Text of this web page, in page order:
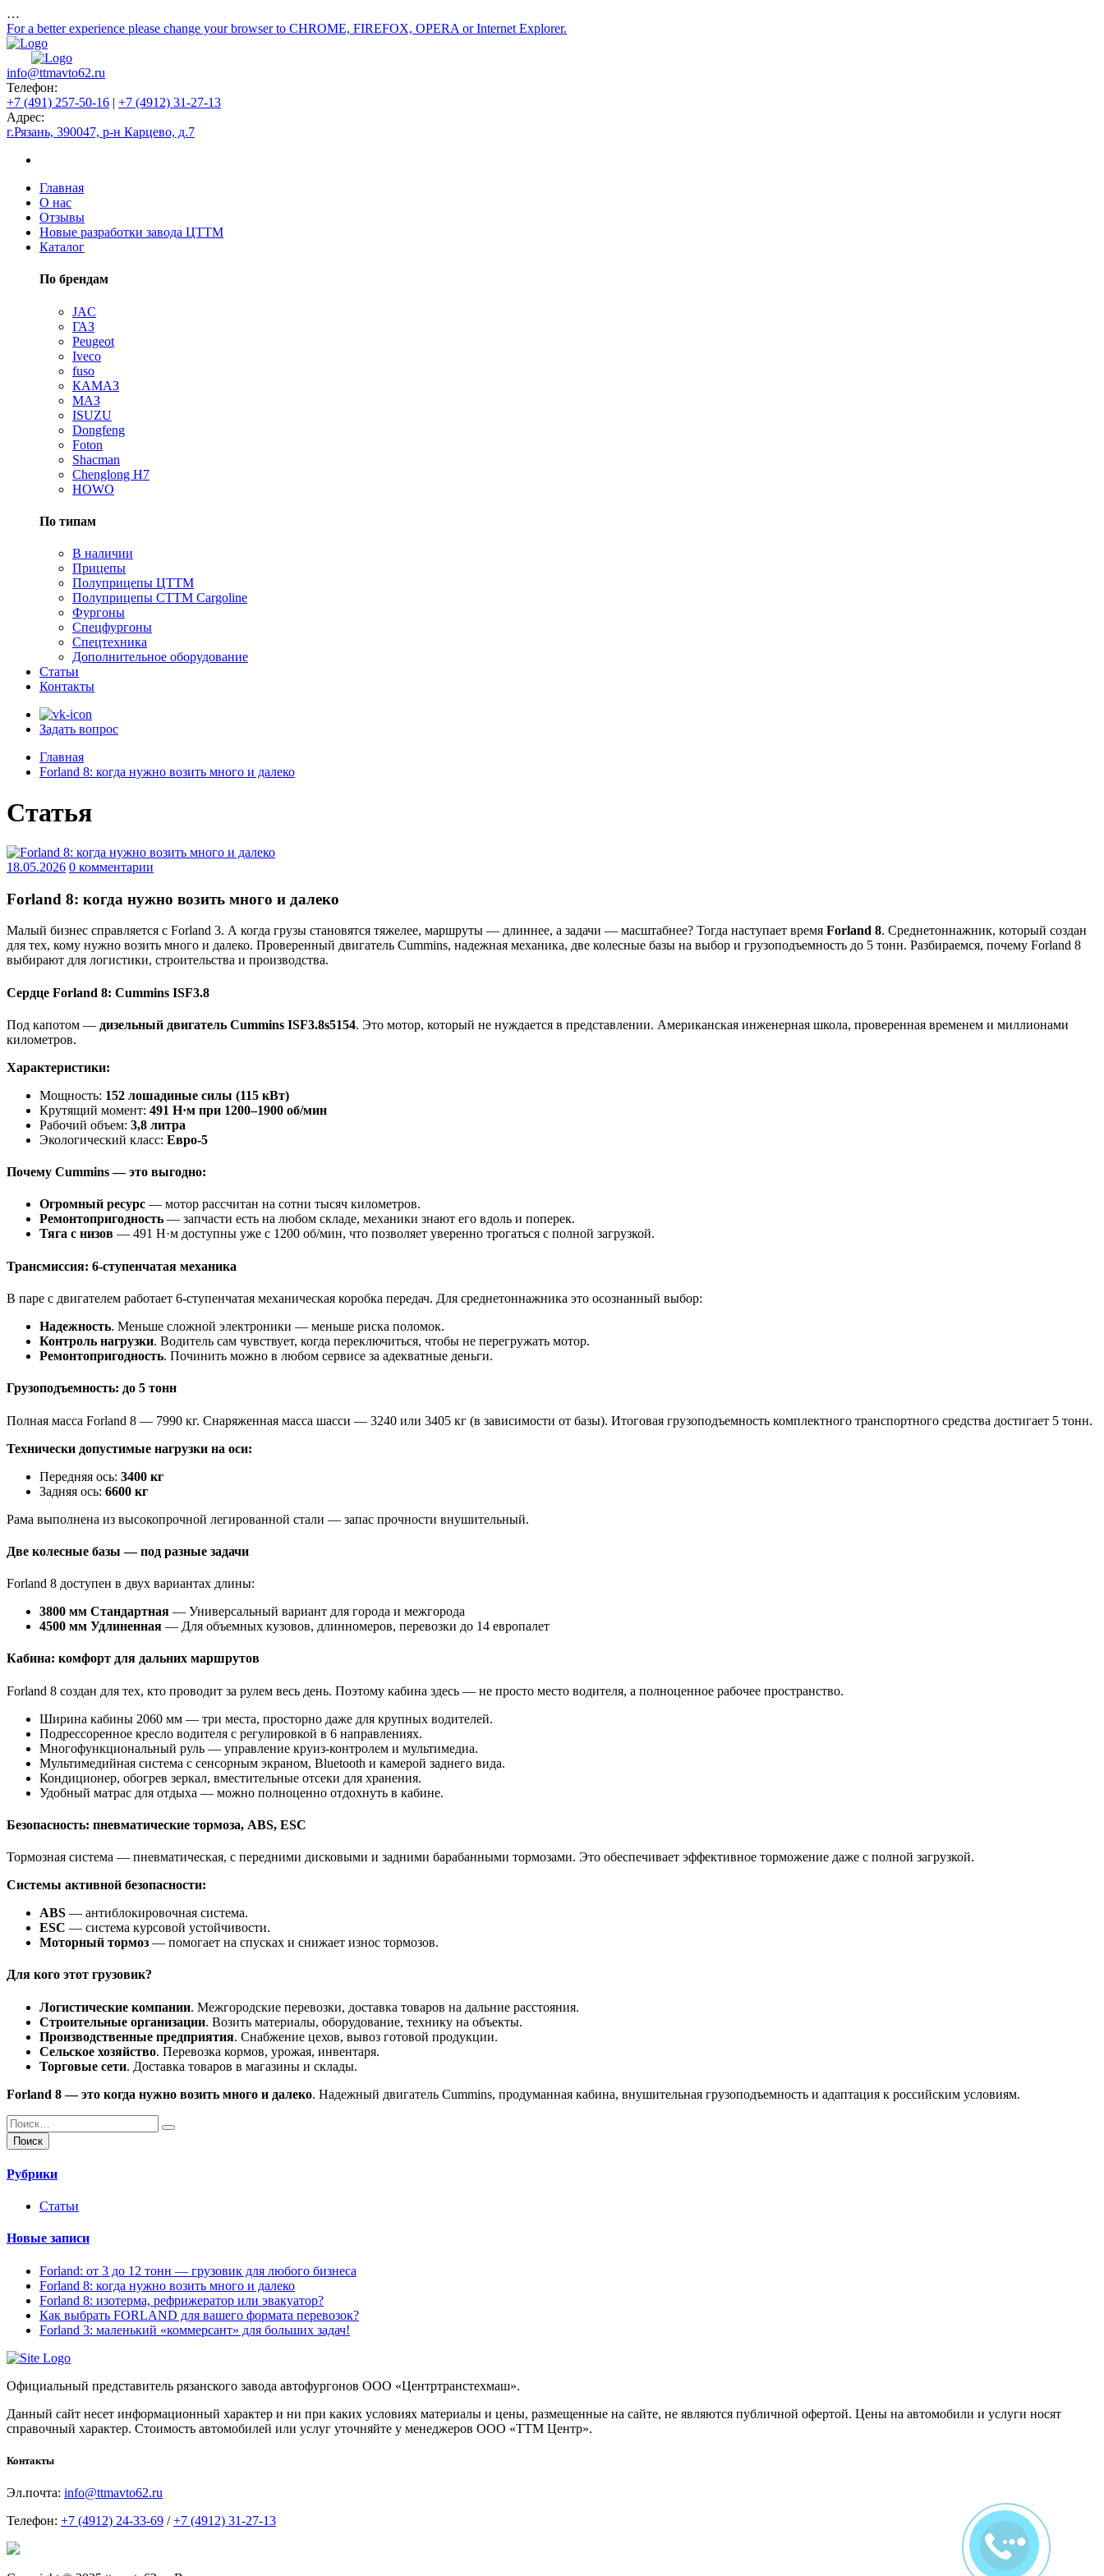
…
For a better experience please change your browser to CHROME, FIREFOX, OPERA or Internet Explorer.
info@ttmavto62.ru
Телефон:
+7 (491) 257-50-16 | +7 (4912) 31-27-13
Адрес:
г.Рязань, 390047, р-н Карцево, д.7
Главная
О нас
Отзывы
Новые разработки завода ЦТТМ
Каталог
По брендам
JAC
ГАЗ
Peugeot
Iveco
fuso
КАМАЗ
МАЗ
ISUZU
Dongfeng
Foton
Shacman
Сhenglong H7
HOWO
По типам
В наличии
Прицепы
Полуприцепы ЦТТМ
Полуприцепы CTTM Cargoline
Фургоны
Спецфургоны
Спецтехника
Дополнительное оборудование
Статьи
Контакты
Задать вопрос
Главная
Forland 8: когда нужно возить много и далеко
Статья
18.05.2026 0 комментарии
Forland 8: когда нужно возить много и далеко
Малый бизнес справляется с Forland 3. А когда грузы становятся тяжелее, маршруты — длиннее, а задачи — масштабнее? Тогда наступает время Forland 8. Среднетоннажник, который создан
для тех, кому нужно возить много и далеко. Проверенный двигатель Cummins, надежная механика, две колесные базы на выбор и грузоподъемность до 5 тонн. Разбираемся, почему Forland 8
выбирают для логистики, строительства и производства.
Сердце Forland 8: Cummins ISF3.8
Под капотом — дизельный двигатель Cummins ISF3.8s5154. Это мотор, который не нуждается в представлении. Американская инженерная школа, проверенная временем и миллионами
километров.
Характеристики:
Мощность: 152 лошадиные силы (115 кВт)
Крутящий момент: 491 Н·м при 1200–1900 об/мин
Рабочий объем: 3,8 литра
Экологический класс: Евро-5
Почему Cummins — это выгодно:
Огромный ресурс — мотор рассчитан на сотни тысяч километров.
Ремонтопригодность — запчасти есть на любом складе, механики знают его вдоль и поперек.
Тяга с низов — 491 Н·м доступны уже с 1200 об/мин, что позволяет уверенно трогаться с полной загрузкой.
Трансмиссия: 6-ступенчатая механика
В паре с двигателем работает 6-ступенчатая механическая коробка передач. Для среднетоннажника это осознанный выбор:
Надежность. Меньше сложной электроники — меньше риска поломок.
Контроль нагрузки. Водитель сам чувствует, когда переключиться, чтобы не перегружать мотор.
Ремонтопригодность. Починить можно в любом сервисе за адекватные деньги.
Грузоподъемность: до 5 тонн
Полная масса Forland 8 — 7990 кг. Снаряженная масса шасси — 3240 или 3405 кг (в зависимости от базы). Итоговая грузоподъемность комплектного транспортного средства достигает 5 тонн.
Технически допустимые нагрузки на оси:
Передняя ось: 3400 кг
Задняя ось: 6600 кг
Рама выполнена из высокопрочной легированной стали — запас прочности внушительный.
Две колесные базы — под разные задачи
Forland 8 доступен в двух вариантах длины:
3800 мм Стандартная — Универсальный вариант для города и межгорода
4500 мм Удлиненная — Для объемных кузовов, длинномеров, перевозки до 14 европалет
Кабина: комфорт для дальних маршрутов
Forland 8 создан для тех, кто проводит за рулем весь день. Поэтому кабина здесь — не просто место водителя, а полноценное рабочее пространство.
Ширина кабины 2060 мм — три места, просторно даже для крупных водителей.
Подрессоренное кресло водителя с регулировкой в 6 направлениях.
Многофункциональный руль — управление круиз-контролем и мультимедиа.
Мультимедийная система с сенсорным экраном, Bluetooth и камерой заднего вида.
Кондиционер, обогрев зеркал, вместительные отсеки для хранения.
Удобный матрас для отдыха — можно полноценно отдохнуть в кабине.
Безопасность: пневматические тормоза, ABS, ESC
Тормозная система — пневматическая, с передними дисковыми и задними барабанными тормозами. Это обеспечивает эффективное торможение даже с полной загрузкой.
Системы активной безопасности:
ABS — антиблокировочная система.
ESC — система курсовой устойчивости.
Моторный тормоз — помогает на спусках и снижает износ тормозов.
Для кого этот грузовик?
Логистические компании. Межгородские перевозки, доставка товаров на дальние расстояния.
Строительные организации. Возить материалы, оборудование, технику на объекты.
Производственные предприятия. Снабжение цехов, вывоз готовой продукции.
Сельское хозяйство. Перевозка кормов, урожая, инвентаря.
Торговые сети. Доставка товаров в магазины и склады.
Forland 8 — это когда нужно возить много и далеко. Надежный двигатель Cummins, продуманная кабина, внушительная грузоподъемность и адаптация к российским условиям.
Найти:
Рубрики
Статьи
Новые записи
Forland: от 3 до 12 тонн — грузовик для любого бизнеса
Forland 8: когда нужно возить много и далеко
Forland 8: изотерма, рефрижератор или эвакуатор?
Как выбрать FORLAND для вашего формата перевозок?
Forland 3: маленький «коммерсант» для больших задач!
Официальный представитель рязанского завода автофургонов ООО «Центртранстехмаш».
Данный сайт несет информационный характер и ни при каких условиях материалы и цены, размещенные на сайте, не являются публичной офертой. Цены на автомобили и услуги носят
справочный характер. Стоимость автомобилей или услуг уточняйте у менеджеров ООО «ТТМ Центр».
Контакты
Эл.почта: info@ttmavto62.ru
Телефон: +7 (4912) 24-33-69 /+7 (4912) 31-27-13